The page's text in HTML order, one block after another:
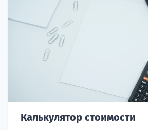
Калькулятор стоимости